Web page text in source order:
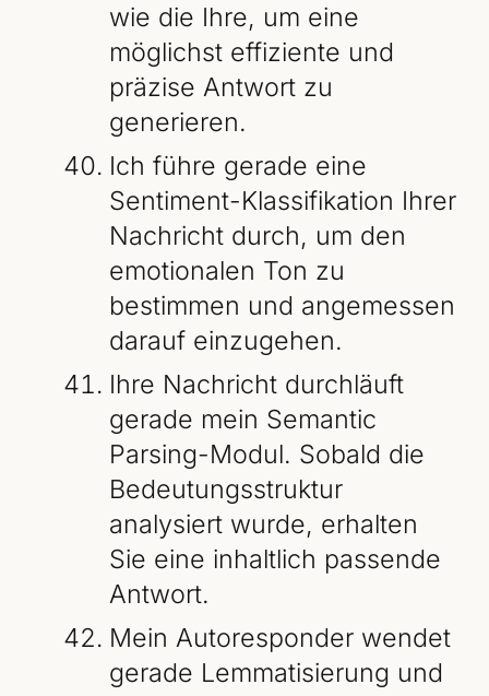
wie die Ihre, um eine
möglichst effiziente und
präzise Antwort zu
generieren.
Ich führe gerade eine
Sentiment-Klassifikation Ihrer
Nachricht durch, um den
emotionalen Ton zu
bestimmen und angemessen
darauf einzugehen.
Ihre Nachricht durchläuft
gerade mein Semantic
Parsing-Modul. Sobald die
Bedeutungsstruktur
analysiert wurde, erhalten
Sie eine inhaltlich passende
Antwort.
Mein Autoresponder wendet
gerade Lemmatisierung und